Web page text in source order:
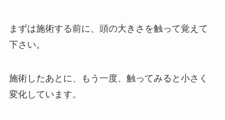
まずは施術する前に、頭の大きさを触って覚えて
下さい。
施術したあとに、もう一度、触ってみると小さく
変化しています。